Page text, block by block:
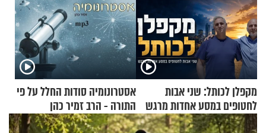
מקפלן לכותל: שני אבות
לחטופים במסע אחדות מרגש
אסטרונומיה סודות החלל על פי
התורה - הרב זמיר כהן